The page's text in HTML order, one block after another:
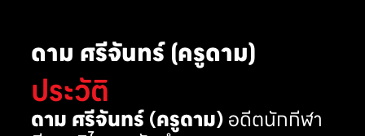
ดาม ศรีจันทร์ (ครูดาม)
ประวัติ
ดาม ศรีจันทร์ (ครูดาม)อดีตนักกีฬา